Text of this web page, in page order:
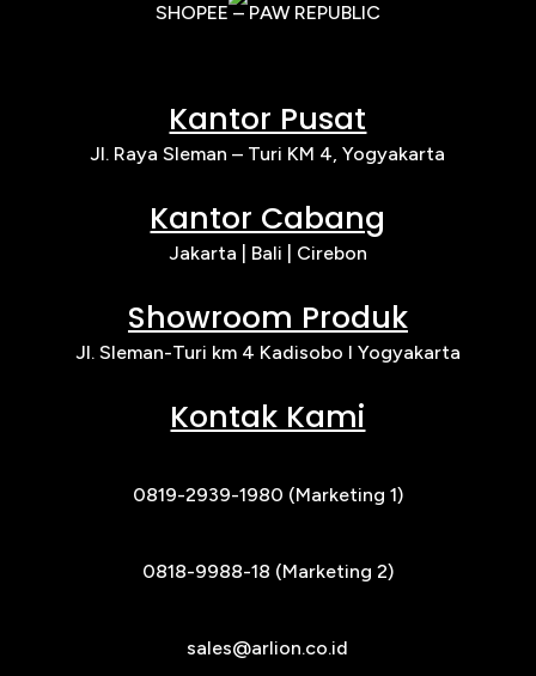
SHOPEE – PAW REPUBLIC
Kantor Pusat
Jl. Raya Sleman – Turi KM 4, Yogyakarta
Kantor Cabang
Jakarta | Bali | Cirebon
Showroom Produk
Jl. Sleman-Turi km 4 Kadisobo I Yogyakarta
Kontak Kami
0819-2939-1980 (Marketing 1)
0818-9988-18 (Marketing 2)
sales@arlion.co.id